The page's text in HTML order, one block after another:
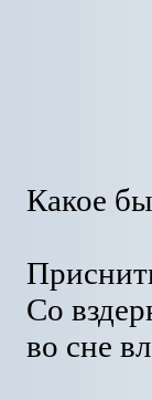
Какое
Со
во сне